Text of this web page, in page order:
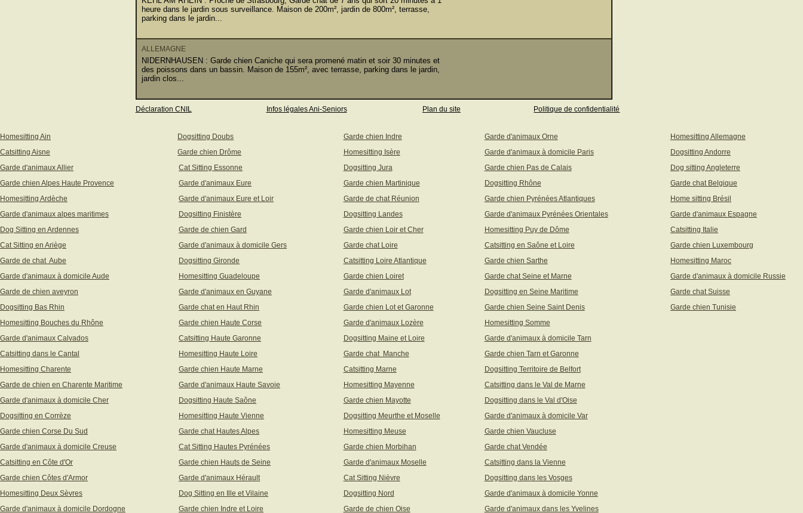
heure dans le jardin sous surveillance. Maison de 200m², jardin de 800m², terrasse,
parking dans le jardin...
ALLEMAGNE
NIDERNHAUSEN : Garde chien Caniche qui sera promené matin et soir 30 minutes et
des poissons dans un bassin. Maison de 155m², avec terrasse, parking dans le jardin,
jardin clos...
Déclaration CNIL Infos légales Ani-Seniors Plan du site Politique de confidentialité
Homesitting Ain Dogsitting Doubs Garde chien Indre Garde d'animaux Orne
Homesitting Allemagne
Catsitting Aisne
Garde chien Drôme Homesitting Isère Garde d'animaux à domicile Paris
Dogsitting Andorre
Garde d'animaux Allier
Cat Sitting Essonne Dogsitting Jura Garde chien Pas de Calais
Dog sitting Angleterre
Garde chien Alpes Haute Provence
Garde d'animaux Eure Garde chien Martinique Dogsitting Rhône
Garde chat Belgique
Homesitting Ardèche
Garde d'animaux Eure et Loir Garde de chat Réunion Garde chien Pyrénées Atlantiques
Home sitting Brésil
Garde d'animaux alpes maritimes
Dogsitting Finistère Dogsitting Landes Garde d'animaux Pyrénées Orientales
Garde d'animaux Espagne
Dog Sitting en Ardennes
Garde de chien Gard Garde chien Loir et Cher Homesitting Puy de Dôme
Catsitting Italie
Cat Sitting en Ariège
Garde d'animaux à domicile Gers Garde chat Loire Catsitting en Saône et Loire
Garde chien Luxembourg
Garde de chat Aube
Dogsitting Gironde Catsitting Loire Atlantique Garde chien Sarthe
Homesitting Maroc
Garde d'animaux à domicile Aude
Homesitting Guadeloupe Garde chien Loiret Garde chat Seine et Marne
Garde d'animaux à domicile Russie
Garde de chien aveyron
Garde d'animaux en Guyane Garde d'animaux Lot Dogsitting en Seine Maritime
Garde chat Suisse
Dogsitting Bas Rhin
Garde chat en Haut Rhin Garde chien Lot et Garonne Garde chien Seine Saint Denis
Garde chien Tunisie
Homesitting Bouches du Rhône
Garde chien Haute Corse Garde d'animaux Lozère
Homesitting Somme
Garde d'animaux Calvados
Catsitting Haute Garonne Dogsitting Maine et Loire
Garde d'animaux à domicile Tarn
Catsitting dans le Cantal
Homesitting Haute Loire Garde chat Manche
Garde chien Tarn et Garonne
Homesitting Charente
Garde chien Haute Marne Catsitting Marne
Dogsitting Territoire de Belfort
Garde de chien en Charente Maritime
Garde d'animaux Haute Savoie Homesitting Mayenne
Catsitting dans le Val de Marne
Garde d'animaux à domicile Cher
Dogsitting Haute Saône Garde chien Mayotte
Dogsitting dans le Val d'Oise
Dogsitting en Corrèze
Homesitting Haute Vienne Dogsitting Meurthe et Moselle
Garde d'animaux à domicile Var
Garde chien Corse Du Sud
Garde chat Hautes Alpes Homesitting Meuse
Garde chien Vaucluse
Garde d'animaux à domicile Creuse
Cat Sitting Hautes Pyrénées Garde chien Morbihan
Garde chat Vendée
Catsitting en Côte d'Or
Garde chien Hauts de Seine Garde d'animaux Moselle
Catsitting dans la Vienne
Garde chien Côtes d'Armor
Garde d'animaux Hérault Cat Sitting Nièvre
Dogsitting dans les Vosges
Homesitting Deux Sèvres
Dog Sitting en Ille et Vilaine Dogsitting Nord
Garde d'animaux à domicile Yonne
Garde d'animaux à domicile Dordogne
Garde chien Indre et Loire Garde de chien Oise Garde d'animaux dans les Yvelines